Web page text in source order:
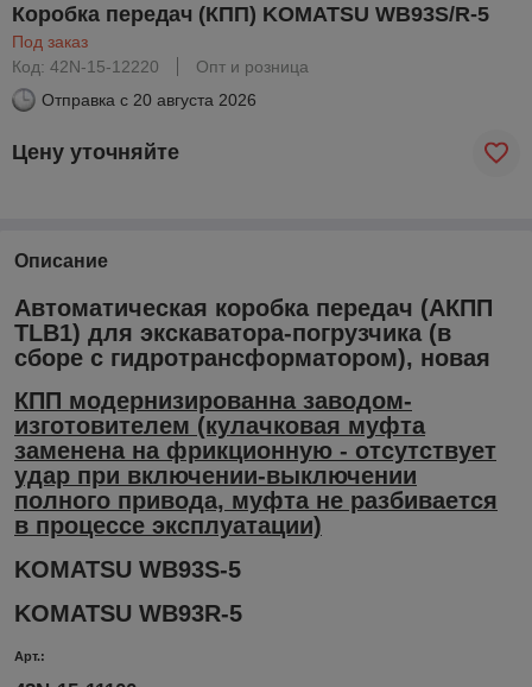
Коробка передач (КПП) KOMATSU WB93S/R-5
Под заказ
Код: 42N-15-12220
Опт и розница
Отправка с 20 августа 2026
Цену уточняйте
Описание
Автоматическая коробка передач (АКПП
TLB1) для экскаватора-погрузчика (в
сборе с гидротрансформатором), новая
КПП модернизированна заводом-
изготовителем (кулачковая муфта
заменена на фрикционную - отсутствует
удар при включении-выключении
полного привода, муфта не разбивается
в процессе эксплуатации)
KOMATSU WB93S-5
KOMATSU WB93R-5
Арт.: